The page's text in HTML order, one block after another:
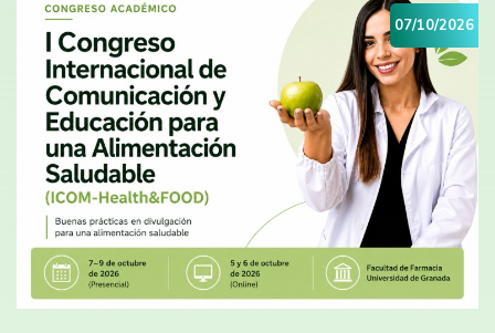
07/10/2026